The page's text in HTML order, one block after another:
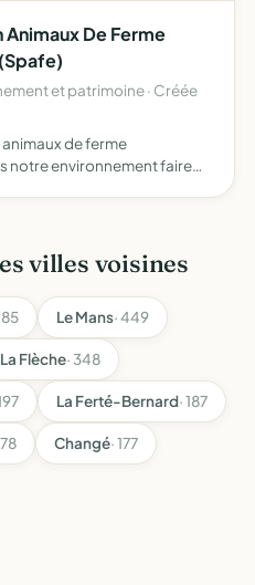
De Ferme
et patrimoine · Créée
de ferme
notre environnement faire
villes voisines
Le Mans· 449
La Flèche· 348
La Ferté-Bernard· 187
Changé· 177